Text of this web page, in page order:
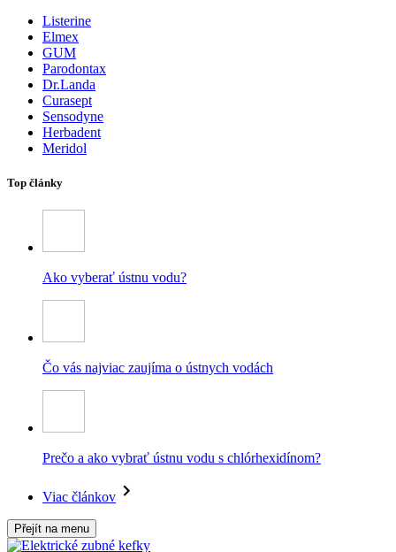
Listerine
Elmex
GUM
Parodontax
Dr.Landa
Curasept
Sensodyne
Herbadent
Meridol
Top články
Ako vyberať ústnu vodu?
Čo vás najviac zaujíma o ústnych vodách
Prečo a ako vybrať ústnu vodu s chlórhexidínom?
Viac článkov
Přejít na menu